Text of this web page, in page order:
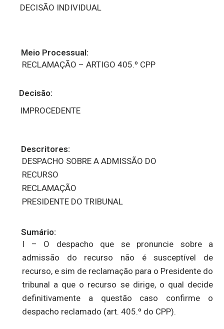
DECISÃO INDIVIDUAL
Meio Processual:
RECLAMAÇÃO – ARTIGO 405.º CPP
Decisão:
IMPROCEDENTE
Descritores:
DESPACHO SOBRE A ADMISSÃO DO
RECURSO
RECLAMAÇÃO
PRESIDENTE DO TRIBUNAL
Sumário:
I – O despacho que se pronuncie sobre a
admissão do recurso não é susceptível de
recurso, e sim de reclamação para o Presidente do
tribunal a que o recurso se dirige, o qual decide
definitivamente a questão caso confirme o
despacho reclamado (art. 405.º do CPP).